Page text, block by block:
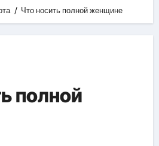
Что носить полной женщине
полной